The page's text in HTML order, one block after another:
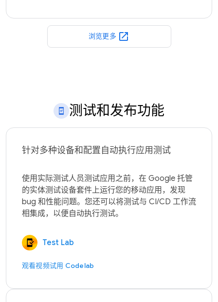
浏览更多 open_in_new
测试和发布功能
针对多种设备和配置自动执行应用测试
使用实际测试人员测试应用之前，在 Google 托管
的实体测试设备套件上运行您的移动应用，发现
bug 和性能问题。您还可以将测试与 CI/CD 工作流
Test Lab
观看视频试用 Codelab